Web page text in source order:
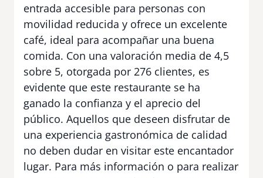
entrada accesible para personas con
movilidad reducida y ofrece un excelente
café, ideal para acompañar una buena
comida. Con una valoración media de 4,5
sobre 5, otorgada por 276 clientes, es
evidente que este restaurante se ha
ganado la confianza y el aprecio del
público. Aquellos que deseen disfrutar de
una experiencia gastronómica de calidad
no deben dudar en visitar este encantador
lugar. Para más información o para realizar